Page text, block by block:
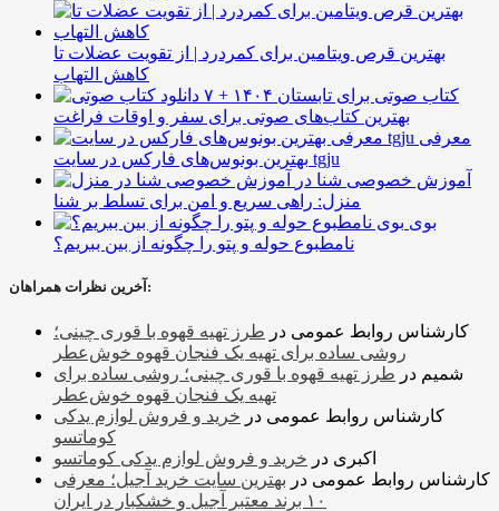
بهترین قرص ویتامین برای کمردرد | از تقویت عضلات تا
کاهش التهاب
۷ کتاب صوتی برای تابستان ۱۴۰۴ +
بهترین کتاب‌های صوتی برای سفر و اوقات فراغت
معرفی
بهترین بونوس‌های فارکس در سایت tgju
آموزش خصوصی شنا در
منزل: راهی سریع و امن برای تسلط بر شنا
بوی
نامطبوع حوله و پتو را چگونه از بین ببریم؟
آخرین نظرات همراهان:
کارشناس روابط عمومی در طرز تهیه قهوه با قوری چینی؛
روشی ساده برای تهیه یک فنجان قهوه خوش‌عطر
شمیم در طرز تهیه قهوه با قوری چینی؛ روشی ساده برای
تهیه یک فنجان قهوه خوش‌عطر
کارشناس روابط عمومی در خرید و فروش لوازم یدکی
کوماتسو
اکبری در خرید و فروش لوازم یدکی کوماتسو
کارشناس روابط عمومی در بهترین سایت خرید آجیل؛ معرفی
۱۰ برند معتبر آجیل و خشکبار در ایران